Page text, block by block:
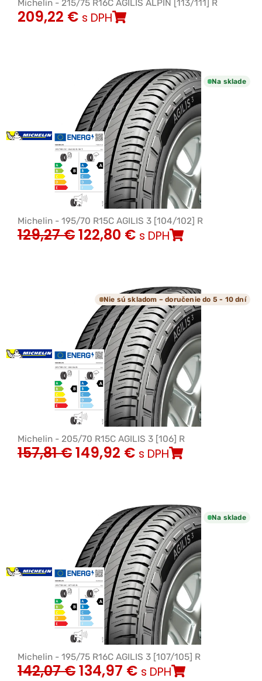
Michelin - 215/75 R16C AGILIS ALPIN [113/111] R
209,22 € s DPH
Na sklade
Michelin - 195/70 R15C AGILIS 3 [104/102] R
129,27€122,80 € s DPH
Nie sú skladom – doručenie do 5 - 10 dní
Michelin - 205/70 R15C AGILIS 3 [106] R
157,81€149,92 € s DPH
Na sklade
Michelin - 195/75 R16C AGILIS 3 [107/105] R
142,07€134,97 € s DPH